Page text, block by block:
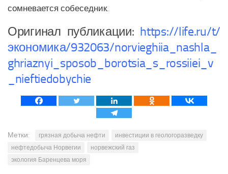
сомневается собеседник.
Оригинал публикации: https://life.ru/t/
экономика/932063/norvieghiia_nashla_
ghriaznyi_sposob_borotsia_s_rossiiei_v
_nieftiedobychie
Метки: грязная добыча нефти
инвестиции в геологоразведку
нефтедобыча Норвегии
норвежский газ
экология Баренцева моря